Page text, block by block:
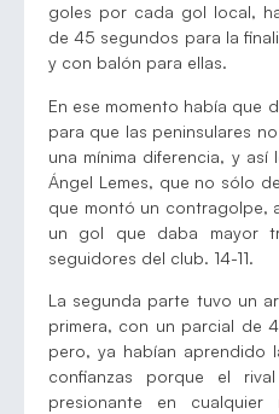
goles por cada gol local,
de 45 segundos para la
y con balón para ellas.
En ese momento había que
para que las peninsulares
una mínima diferencia, y
Ángel Lemes, que no sólo
que montó un contragolpe,
un gol que daba mayor
seguidores del club. 14-11.
La segunda parte tuvo un
primera, con un parcial de
pero, ya habían aprendido
confianzas porque el
presionante en